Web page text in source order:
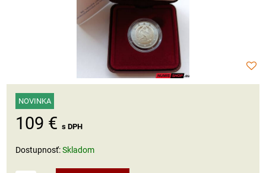
NOVINKA
109 € s DPH
Dostupnosť:Skladom